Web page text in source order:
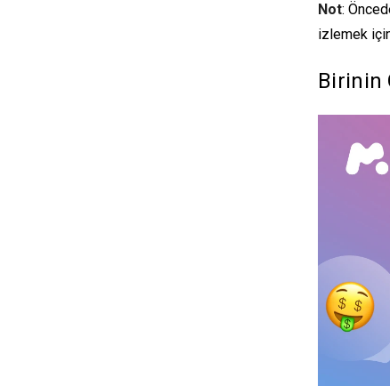
Not:
izlemek
Birinin